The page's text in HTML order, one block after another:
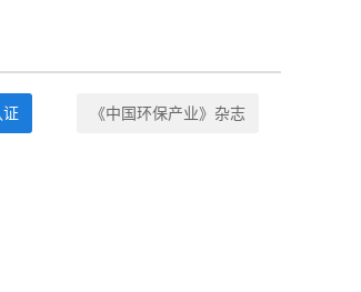
证 《中国环保产业》杂志